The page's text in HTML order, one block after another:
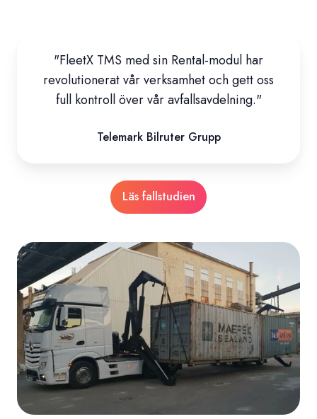
"FleetX TMS med sin Rental-modul har
revolutionerat vår verksamhet och gett oss
full kontroll över vår avfallsavdelning."
Telemark Bilruter Grupp
Läs fallstudien